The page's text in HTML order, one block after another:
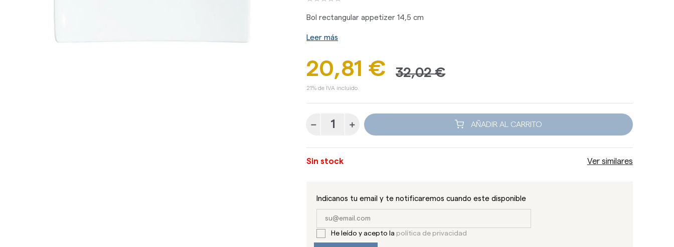
Bol rectangular appetizer 14,5 cm
Leer más
20,81 € 32,02 €
21% de IVA incluido.
AÑADIR AL CARRITO
Sin stock Ver similares
Indicanos tu email y te notificaremos cuando este disponible
He leído y acepto la política de privacidad